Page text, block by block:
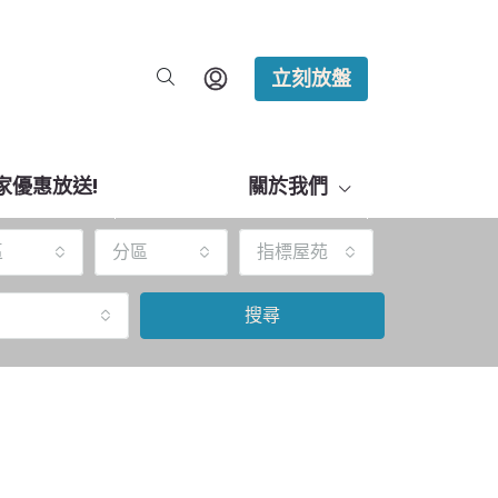
立刻放盤
優惠放送! 關於我們
分區 指標屋苑
搜尋